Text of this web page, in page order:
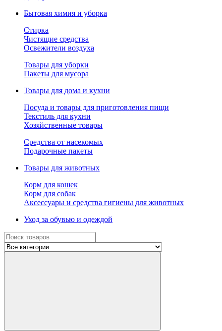
Бытовая химия и уборка
Стирка
Чистящие средства
Освежители воздуха
Товары для уборки
Пакеты для мусора
Товары для дома и кухни
Посуда и товары для приготовления пищи
Текстиль для кухни
Хозяйственные товары
Средства от насекомых
Подарочные пакеты
Товары для животных
Корм для кошек
Корм для собак
Аксессуары и средства гигиены для животных
Уход за обувью и одеждой